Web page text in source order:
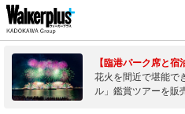
【臨港パーク席と宿
花火を間近で堪能で
ル」鑑賞ツアーを販